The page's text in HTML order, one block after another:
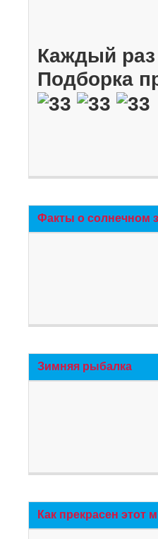
Каждый
Подборка
Факты о солнечном
Зимняя рыбалка
Как прекрасен этот